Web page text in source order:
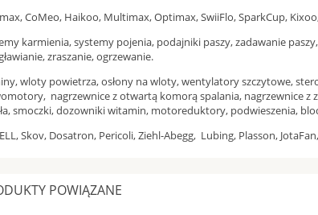
CoMeo, Haikoo, Multimax, Optimax, SwiiFlo, SparkCup,
karmienia, systemy pojenia, podajniki paszy, zadawanie
zraszanie, ogrzewanie.
wloty powietrza, osłony na wloty, wentylatory szczytowe,
nagrzewnice z otwartą komorą spalania, nagrzewnice
smoczki, dozowniki witamin, motoreduktory, podwieszenia,
Skov, Dosatron, Pericoli, Ziehl-Abegg, Lubing, Plasson,
POWIĄZANE